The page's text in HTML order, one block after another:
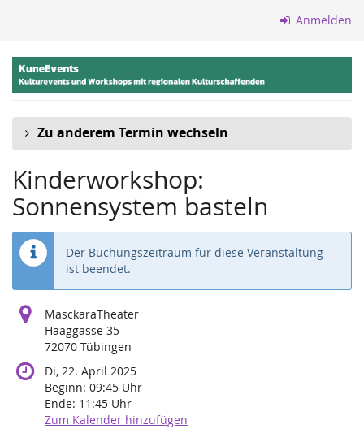
springen
Anmelden
Zu anderem Termin wechseln
Kinderworkshop:
Sonnensystem basteln
Der Buchungszeitraum für diese Veranstaltung
ist beendet.
MasckaraTheater
Haaggasse 35
72070 Tübingen
Di, 22. April 2025
Beginn: 09:45 Uhr
Ende: 11:45 Uhr
Zum Kalender hinzufügen